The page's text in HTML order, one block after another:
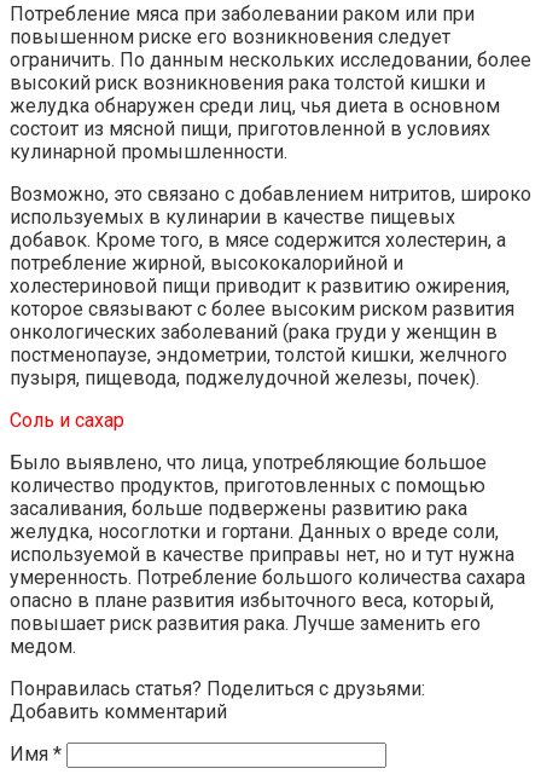
Потребление мяса при заболевании раком или при
повышенном риске его возникновения следует
ограничить. По данным нескольких исследовании, более
высокий риск возникновения рака толстой кишки и
желудка обнаружен среди лиц, чья диета в основном
состоит из мясной пищи, приготовленной в условиях
кулинарной промышленности.
Возможно, это связано с добавлением нитритов, широко
используемых в кулинарии в качестве пищевых
добавок. Кроме того, в мясе содержится холестерин, а
потребление жирной, высококалорийной и
холестериновой пищи приводит к развитию ожирения,
которое связывают с более высоким риском развития
онкологических заболеваний (рака груди у женщин в
постменопаузе, эндометрии, толстой кишки, желчного
пузыря, пищевода, поджелудочной железы, почек).
Соль и сахар
Было выявлено, что лица, употребляющие большое
количество продуктов, приготовленных с помощью
засаливания, больше подвержены развитию рака
желудка, носоглотки и гортани. Данных о вреде соли,
используемой в качестве приправы нет, но и тут нужна
умеренность. Потребление большого количества сахара
опасно в плане развития избыточного веса, который,
повышает риск развития рака. Лучше заменить его
медом.
Понравилась статья? Поделиться с друзьями:
Добавить комментарий
Имя *